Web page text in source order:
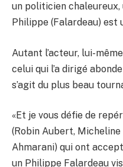
un politicien chaleureux,
Philippe (Falardeau) est
Autant l’acteur, lui-
celui qui l’a dirigé
s’agit du plus beau
«Et je vous défie de
(Robin Aubert,
Ahmarani) qui ont
un Philippe Falardeau